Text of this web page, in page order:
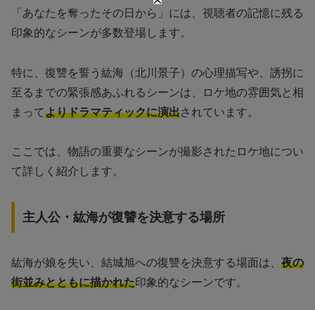
「あなたを奪ったその日から」には、視聴者の記憶に残る
印象的なシーンが多数登場します。
特に、復讐を誓う紘海（北川景子）の心理描写や、誘拐に
至るまでの緊張感あふれるシーンは、ロケ地の雰囲気と相
まってよりドラマティックに演出されています。
ここでは、物語の重要なシーンが撮影されたロケ地につい
て詳しく紹介します。
主人公・紘海が復讐を決意する場所
紘海が娘を失い、結城旭への復讐を決意する場面は、 夜の
街並みとともに描かれた印象的なシーンです。